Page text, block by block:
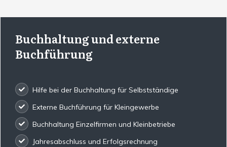
Buchhaltung und externe
Buchführung
Hilfe bei der Buchhaltung für Selbstständige
Externe Buchführung für Kleingewerbe
Buchhaltung Einzelfirmen und Kleinbetriebe
Jahresabschluss und Erfolgsrechnung